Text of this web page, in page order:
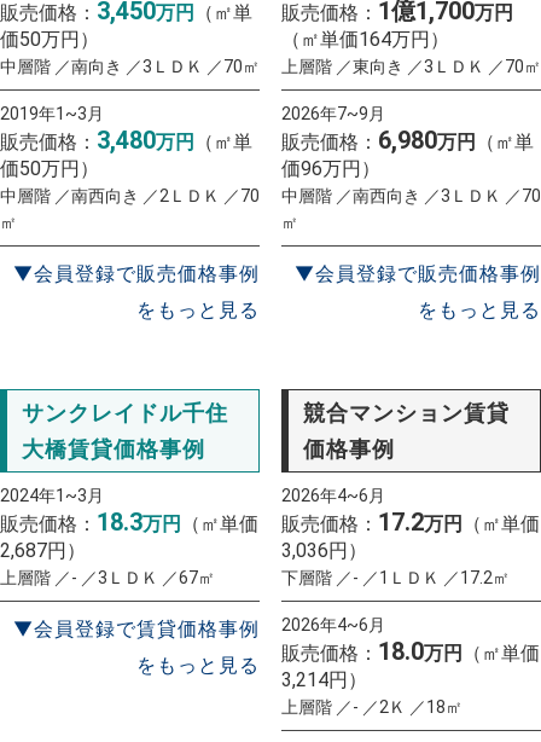
販売価格： 3,450万円
（㎡単
価50万円）
中層階 ／南向き ／3ＬＤＫ ／70㎡
2019年1~3月
販売価格： 3,480万円
（㎡単
価50万円）
中層階 ／南西向き ／2ＬＤＫ ／70
㎡
▼会員登録で販売価格事例
をもっと見る
販売価格： 1億1,700万円
（㎡単価164万円）
上層階 ／東向き ／3ＬＤＫ ／70㎡
2026年7~9月
販売価格： 6,980万円
（㎡単
価96万円）
中層階 ／南西向き ／3ＬＤＫ ／70
㎡
▼会員登録で販売価格事例
をもっと見る
サンクレイドル千住
大橋賃貸価格事例
2024年1~3月
販売価格： 18.3万円
（㎡単価
2,687円）
上層階 ／- ／3ＬＤＫ ／67㎡
▼会員登録で賃貸価格事例
をもっと見る
競合マンション賃貸
価格事例
2026年4~6月
販売価格： 17.2万円
（㎡単価
3,036円）
下層階 ／- ／1ＬＤＫ ／17.2㎡
2026年4~6月
販売価格： 18.0万円
（㎡単価
3,214円）
上層階 ／- ／2Ｋ ／18㎡